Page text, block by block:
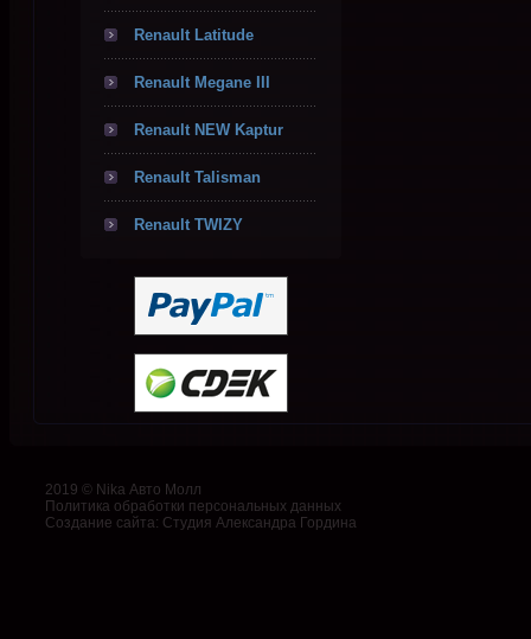
Renault Latitude
Renault Megane III
Renault NEW Kaptur
Renault Talisman
Renault TWIZY
2019 © Nika Авто Молл
Политика обработки персональных данных
Создание сайта: Студия Александра Гордина